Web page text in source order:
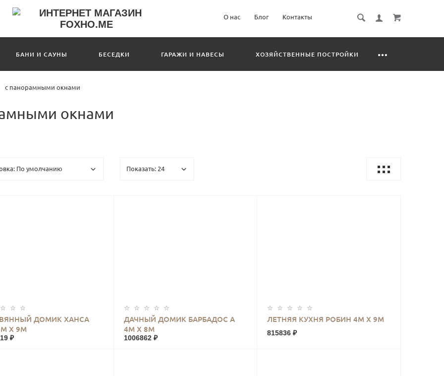
О нас Блог Контакты
БАНИ И САУНЫ БЕСЕДКИ ГАРАЖИ И НАВЕСЫ ХОЗЯЙСТВЕННЫЕ ПОСТРОЙКИ
с панорамными окнами
окнами
ДОМИК ХАНСА
Х 9М
₽
КУПИТЬ
ДАЧНЫЙ ДОМИК БАРБАДОС А
4М Х 8М
1006862 ₽
КУПИТЬ ЛЕТНЯЯ КУХНЯ РОБИН 4М Х 9М
815836 ₽
КУПИТЬ